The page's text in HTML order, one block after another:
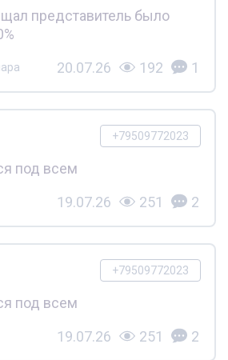
представитель было
20.07.26 192 1
+79509772023
под всем
19.07.26 251 2
+79509772023
под всем
19.07.26 251 2